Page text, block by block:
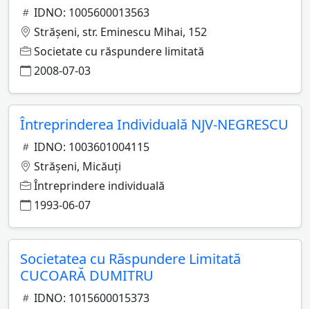
IDNO: 1005600013563
Străşeni, str. Eminescu Mihai, 152
Societate cu răspundere limitată
2008-07-03
Întreprinderea Individuală NJV-NEGRESCU
IDNO: 1003601004115
Străşeni, Micăuţi
Întreprindere individuală
1993-06-07
Societatea cu Răspundere Limitată
CUCOARĂ DUMITRU
IDNO: 1015600015373